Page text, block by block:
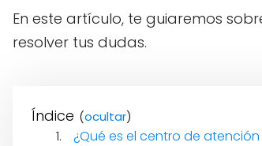
En este artículo, te guiaremos
resolver tus dudas.
Índice ( )
¿Qué es el centro de